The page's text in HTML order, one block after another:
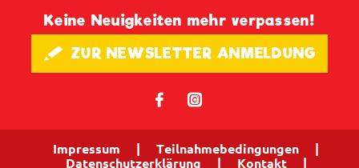
Keine Neuigkeiten mehr verpassen!
🖋 ZUR NEWSLETTER ANMELDUNG
𝖿 📷
Impressum Teilnahmebedingungen
Datenschutzerklärung
Kontakt